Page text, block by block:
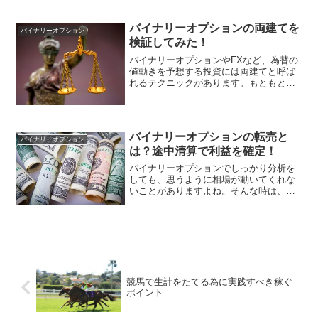
きを正確に予測することが不可欠です。
そこで重要となるのが、チ...
バイナリーオプション
バイナリーオプションの両建てを
検証してみた！
バイナリーオプションやFXなど、為替の
値動きを予想する投資には両建てと呼ば
れるテクニックがあります。もともとは
バイナリーオプション
バイナリーオプションの転売と
は？途中清算で利益を確定！
バイナリーオプションでしっかり分析を
しても、思うように相場が動いてくれな
いことがありますよね。そんな時は、転
競馬で生計をたてる為に実践すべき稼ぐ
ポイント